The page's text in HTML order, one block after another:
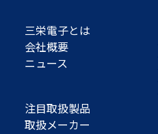
三栄電子とは
会社概要
ニュース
注目取扱製品
取扱メーカー